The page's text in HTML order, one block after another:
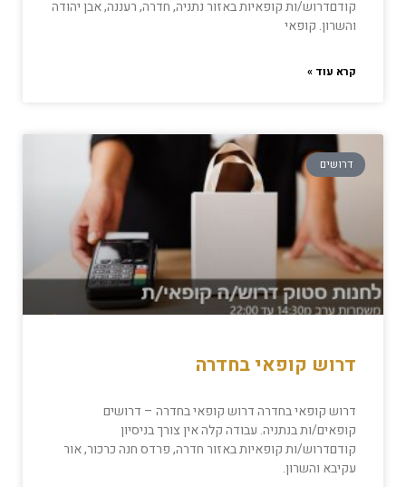
קודםדרוש/ות קופאיות באזור נתניה, חדרה, רעננה, אבן יהודה
והשרון. קופאי
קרא עוד »
דרושים
דרוש קופאי בחדרה
דרוש קופאי בחדרה דרוש קופאי בחדרה – דרושים
קופאים/ות בנתניה. עבודה קלה אין צורך בניסיון
קודםדרוש/ות קופאיות באזור חדרה, פרדס חנה כרכור, אור
עקיבא והשרון.